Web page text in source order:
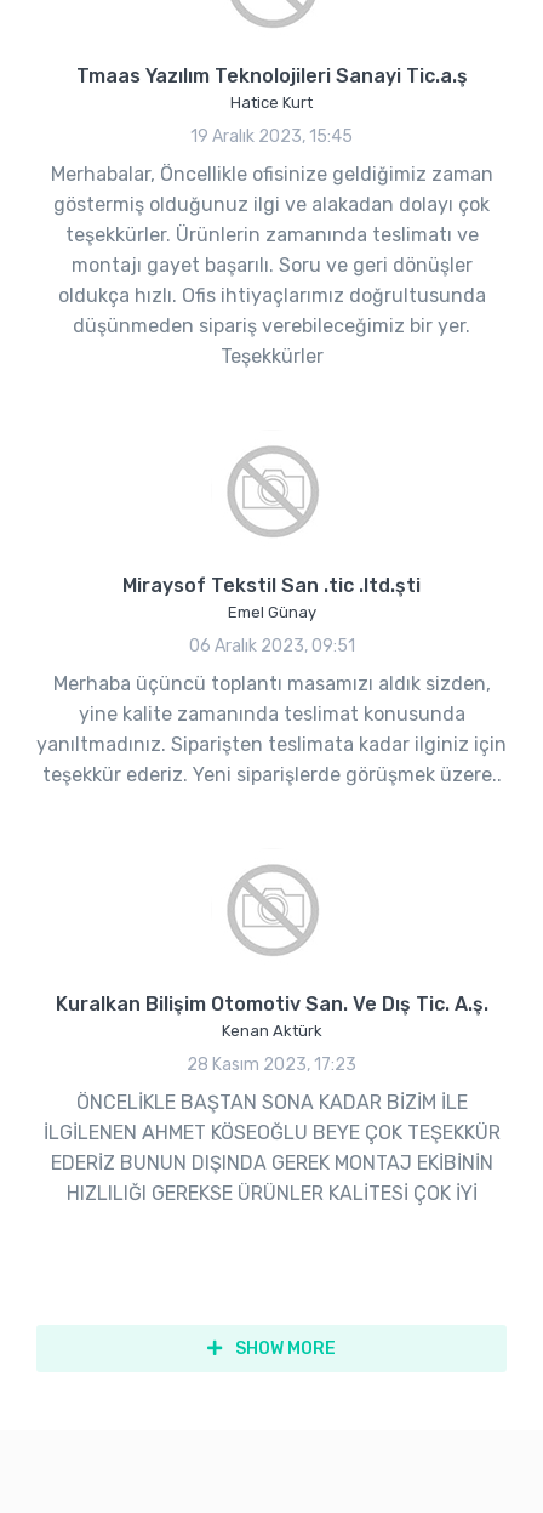
Tmaas Yazılım Teknolojileri Sanayi Tic.a.ş
Hatice Kurt
19 Aralık 2023, 15:45
Merhabalar, Öncellikle ofisinize geldiğimiz zaman
göstermiş olduğunuz ilgi ve alakadan dolayı çok
teşekkürler. Ürünlerin zamanında teslimatı ve
montajı gayet başarılı. Soru ve geri dönüşler
oldukça hızlı. Ofis ihtiyaçlarımız doğrultusunda
düşünmeden sipariş verebileceğimiz bir yer.
Teşekkürler
Miraysof Tekstil San .tic .ltd.şti
Emel Günay
06 Aralık 2023, 09:51
Merhaba üçüncü toplantı masamızı aldık sizden,
yine kalite zamanında teslimat konusunda
yanıltmadınız. Siparişten teslimata kadar ilginiz için
teşekkür ederiz. Yeni siparişlerde görüşmek üzere..
Kuralkan Bilişim Otomotiv San. Ve Dış Tic. A.ş.
Kenan Aktürk
28 Kasım 2023, 17:23
ÖNCELİKLE BAŞTAN SONA KADAR BİZİM İLE
İLGİLENEN AHMET KÖSEOĞLU BEYE ÇOK TEŞEKKÜR
EDERİZ BUNUN DIŞINDA GEREK MONTAJ EKİBİNİN
HIZLILIĞI GEREKSE ÜRÜNLER KALİTESİ ÇOK İYİ
SHOW MORE